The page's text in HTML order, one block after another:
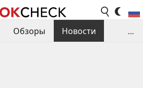
Обзоры
Новости
...